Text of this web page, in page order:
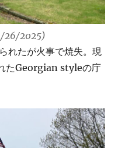
26/2025)
れたが火事で焼失。現
たGeorgian styleの庁